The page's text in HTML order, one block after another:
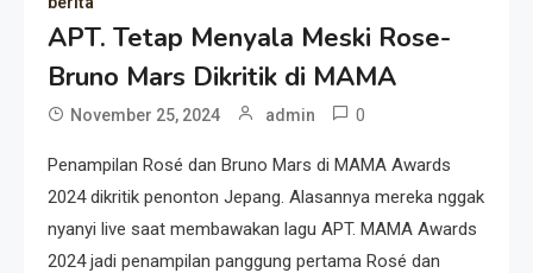
APT. Tetap Menyala Meski Rose-
Bruno Mars Dikritik di MAMA
November 25, 2024 admin 0
Penampilan Rosé dan Bruno Mars di MAMA Awards
2024 dikritik penonton Jepang. Alasannya mereka nggak
nyanyi live saat membawakan lagu APT. MAMA Awards
2024 jadi penampilan panggung pertama Rosé dan